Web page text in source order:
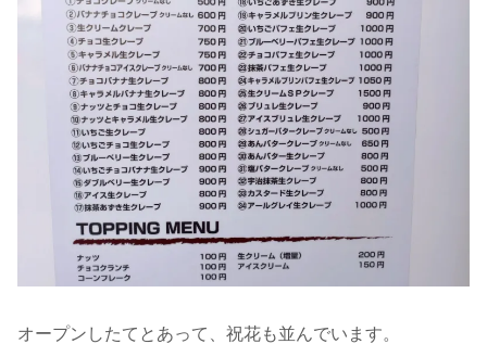
オープンしたてとあって、祝花も並んでいます。